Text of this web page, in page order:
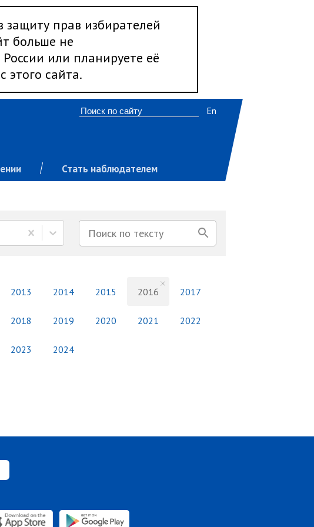
защиту прав избирателей
больше не
или планируете её
этого сайта.
Стать наблюдателем
En
2013 2014 2015 2016 2017
2018 2019 2020 2021 2022
2023 2024